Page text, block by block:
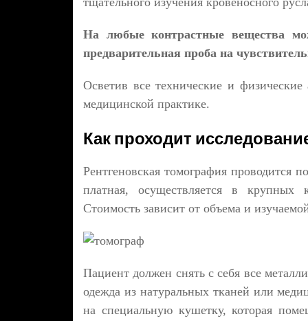
На любые контрастные вещества
предварительная проба на
Осветив все технические и
медицинской практике.
Как проходит
Рентгеновская томография проводится
платная, осуществляется в
Стоимость зависит от объема и
Пациент должен снять с себя все
одежда из натуральных тканей или
на специальную кушетку, которая